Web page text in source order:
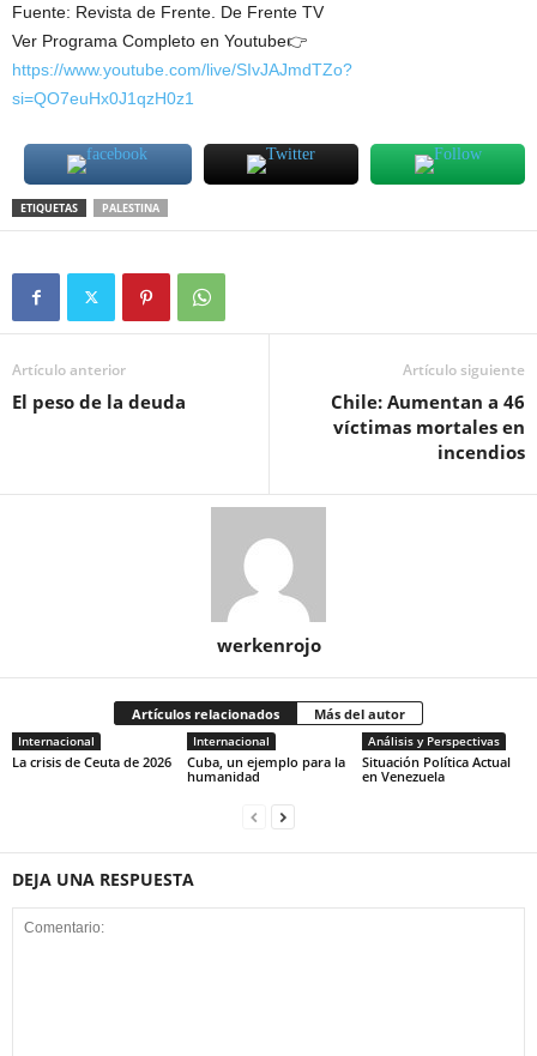
Fuente: Revista de Frente. De Frente TV
Ver Programa Completo en Youtube👉
https://www.youtube.com/live/SIvJAJmdTZo?
si=QO7euHx0J1qzH0z1
ETIQUETAS PALESTINA
Artículo anterior
El peso de la deuda
Artículo siguiente
Chile: Aumentan a 46
víctimas mortales en
incendios
werkenrojo
Artículos relacionados Más del autor
Internacional
La crisis de Ceuta de 2026
Internacional
Cuba, un ejemplo para la
humanidad
Análisis y Perspectivas
Situación Política Actual
en Venezuela
DEJA UNA RESPUESTA